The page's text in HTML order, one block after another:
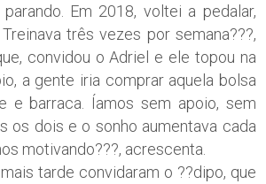
Em 2018, voltei a pedalar,
três vezes por semana???,
convidou o Adriel e ele topou na
a gente iria comprar aquela bolsa
e barraca. Íamos sem apoio, sem
os dois e o sonho aumentava cada
motivando???, acrescenta.
tarde convidaram o ??dipo, que